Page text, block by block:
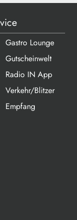
Gastro Lounge
Gutscheinwelt
Radio IN App
Verkehr/Blitzer
Empfang